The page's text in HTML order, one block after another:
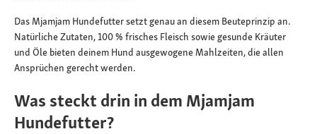
Das Mjamjam Hundefutter setzt genau an diesem Beuteprinzip an.
Natürliche Zutaten, 100 % frisches Fleisch sowie gesunde Kräuter
und Öle bieten deinem Hund ausgewogene Mahlzeiten, die allen
Ansprüchen gerecht werden.
Was steckt drin in dem Mjamjam
Hundefutter?